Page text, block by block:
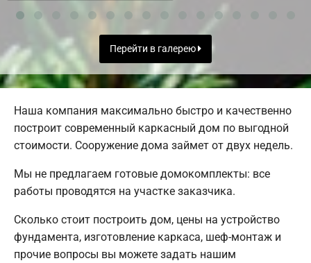
Перейти в галерею
Наша компания максимально быстро и качественно
построит современный каркасный дом по выгодной
стоимости. Сооружение дома займет от двух недель.
Мы не предлагаем готовые домокомплекты: все
работы проводятся на участке заказчика.
Сколько стоит построить дом, цены на устройство
фундамента, изготовление каркаса, шеф-монтаж и
прочие вопросы вы можете задать нашим